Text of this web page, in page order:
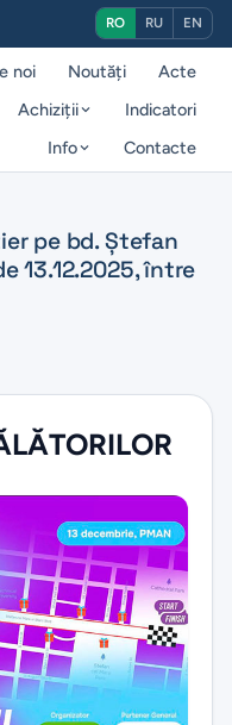
RO RU EN
noi Noutăți
Acte
Achiziții
Indicatori
Info
Contacte
pe bd. Ștefan
13.12.2025, între